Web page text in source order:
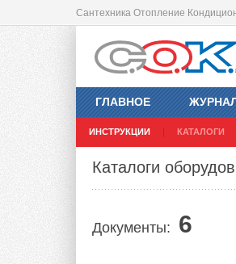
Сантехника Отопление
ГЛАВНОЕ
ИНСТРУКЦИИ КАТАЛОГИ
Каталоги
Документы: 6